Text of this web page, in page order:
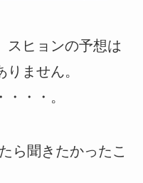
スヒョンの予想は
ません。
・・。
ら聞きたかったこ